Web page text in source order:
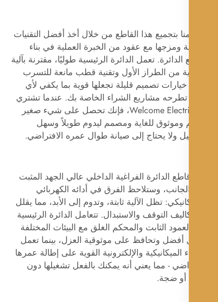
بتجميع هذا القاطع من خلال أخذ أفضل التقنيات
ومزجها مع عقود من الخبرة العملية في بناء
تعمل الدائرة الرئيسية طوليًا، مقترنة بآلية
من الطراز الأول وتقنية قطب مانعة للتسرب
خيارات تصميم قليلة تجعلها قوية بما يكفي لأي
مشاريع الشراء الخاصة بك. عندما تشتري
من Welcome Electric، فإنك تحصل على شيء صغير
وموثوق للغاية ومصمم ليدوم طويلاً وسهل
ولا يحتاج إلى صيانة طوال عمره الافتراضي.
الدائرة الفراغية الداخلي عالي الجهد المثبت
وستلاحظ الفرق في أدائه الكهربائي
تظل الآلية ثابتة، وتدوم إلى الأبد، مما يقلل
التوقف والاستبدال. تتعامل الدائرة الرئيسية
الثابت والمحكم الغلق مع البيئات المختلفة
وتحافظ على موثوقية العزل، بينما تعمل
الميكانيكية والإلكترونية القوية على إطالة عمرها
- مما يعني أنه يمكنك بالفعل تشغيلها دون